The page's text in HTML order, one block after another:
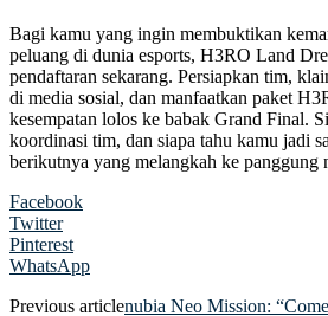
Bagi kamu yang ingin membuktikan
peluang di dunia esports, H3RO Land
pendaftaran sekarang. Persiapkan tim,
di media sosial, dan manfaatkan paket
kesempatan lolos ke babak Grand Final.
koordinasi tim, dan siapa tahu kamu jadi
berikutnya yang melangkah ke panggung
Facebook
Twitter
Pinterest
WhatsApp
Previous articlenubia Neo Mission: